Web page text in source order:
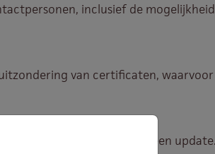
inclusief de
van certificaten, waarvoor
te tonen wanneer een